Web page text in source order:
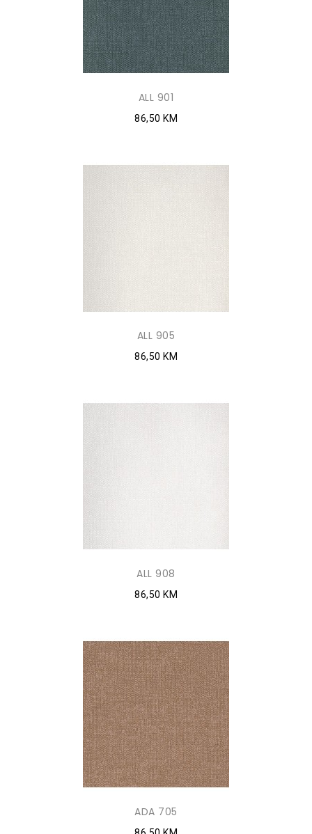
ALL 901
86,50 KM
ALL 905
86,50 KM
ALL 908
86,50 KM
ADA 705